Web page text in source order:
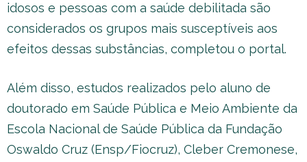
idosos e pessoas com a saúde debilitada são
considerados os grupos mais susceptíveis aos
efeitos dessas substâncias, completou o portal.
Além disso, estudos realizados pelo aluno de
doutorado em Saúde Pública e Meio Ambiente da
Escola Nacional de Saúde Pública da Fundação
Oswaldo Cruz (Ensp/Fiocruz), Cleber Cremonese,